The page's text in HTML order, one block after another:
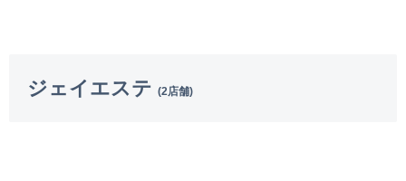
ジェイエステ (2店舗)